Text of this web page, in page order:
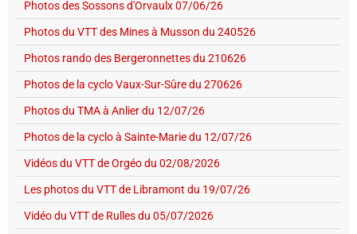
Photos des Sossons d'Orvaulx 07/06/26
Photos du VTT des Mines à Musson du 240526
Photos rando des Bergeronnettes du 210626
Photos de la cyclo Vaux-Sur-Sûre du 270626
Photos du TMA à Anlier du 12/07/26
Photos de la cyclo à Sainte-Marie du 12/07/26
Vidéos du VTT de Orgéo du 02/08/2026
Les photos du VTT de Libramont du 19/07/26
Vidéo du VTT de Rulles du 05/07/2026